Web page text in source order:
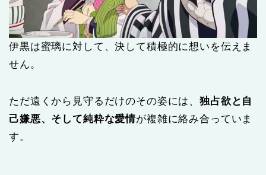
伊黒は蜜璃に対して、決して積極的に想いを伝えま
せん。
ただ遠くから見守るだけのその姿には、独占欲と自
己嫌悪、そして純粋な愛情が複雑に絡み合っていま
す。